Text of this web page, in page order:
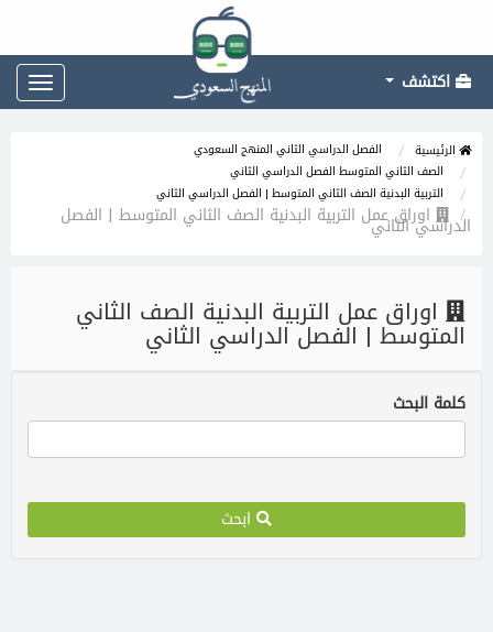
اكتشف
الرئيسية
الفصل الدراسي الثاني المنهج السعودي
الصف الثاني المتوسط الفصل الدراسي الثاني
التربية البدنية الصف الثاني المتوسط | الفصل الدراسي الثاني
اوراق عمل التربية البدنية الصف الثاني المتوسط | الفصل
الدراسي الثاني
اوراق عمل التربية البدنية الصف الثاني
المتوسط | الفصل الدراسي الثاني
كلمة البحث
ابحث